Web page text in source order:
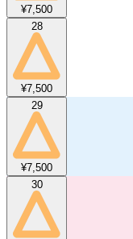
¥7,500
28
¥7,500
29
¥7,500
30